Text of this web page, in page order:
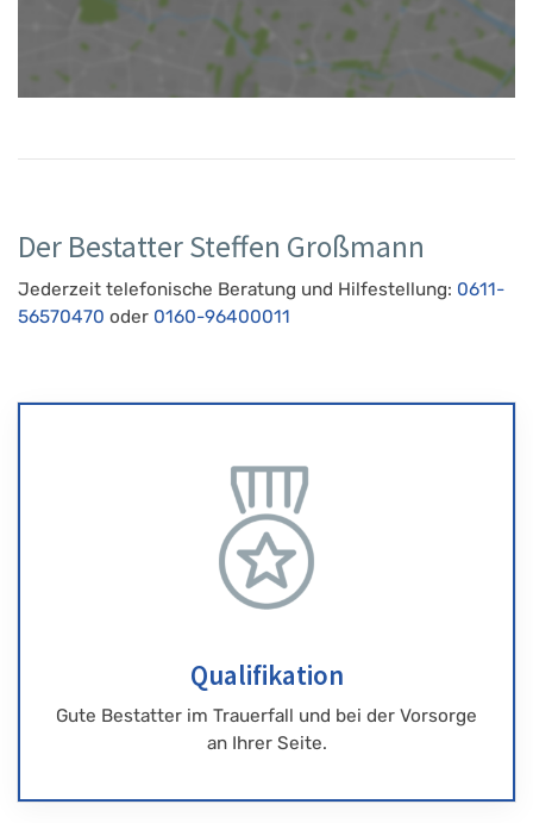
Der Bestatter Steffen Großmann
Jederzeit telefonische Beratung und Hilfestellung: 0611-
56570470 oder 0160-96400011
Qualifikation
Gute Bestatter im Trauerfall und bei der Vorsorge
an Ihrer Seite.